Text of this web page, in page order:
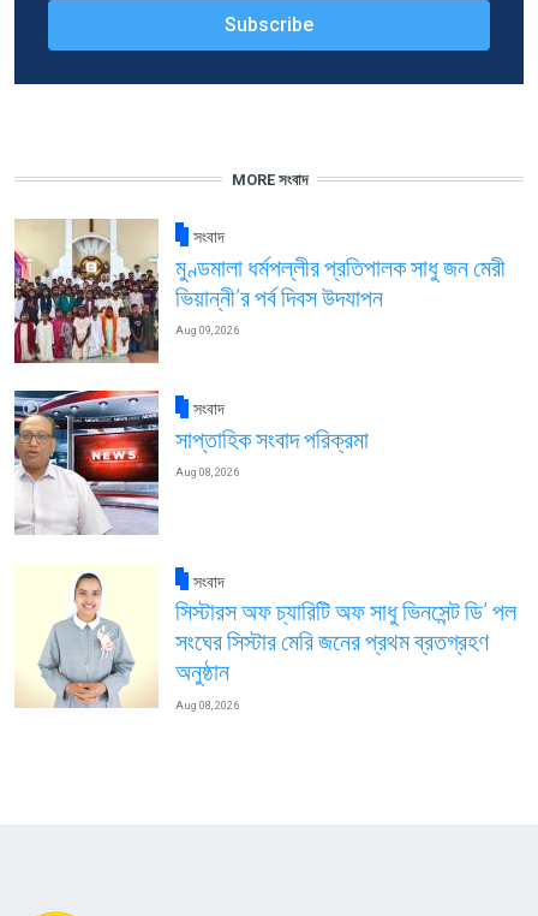
MORE সংবাদ
সংবাদ
মুণ্ডমালা ধর্মপল্লীর প্রতিপালক সাধু জন মেরী
ভিয়ান্নী’র পর্ব দিবস উদযাপন
Aug 09, 2026
সংবাদ
সাপ্তাহিক সংবাদ পরিক্রমা
Aug 08, 2026
সংবাদ
সিস্টারস অফ চ্যারিটি অফ সাধু ভিনসেন্ট ডি’ পল
সংঘের সিস্টার মেরি জনের প্রথম ব্রতগ্রহণ
অনুষ্ঠান
Aug 08, 2026